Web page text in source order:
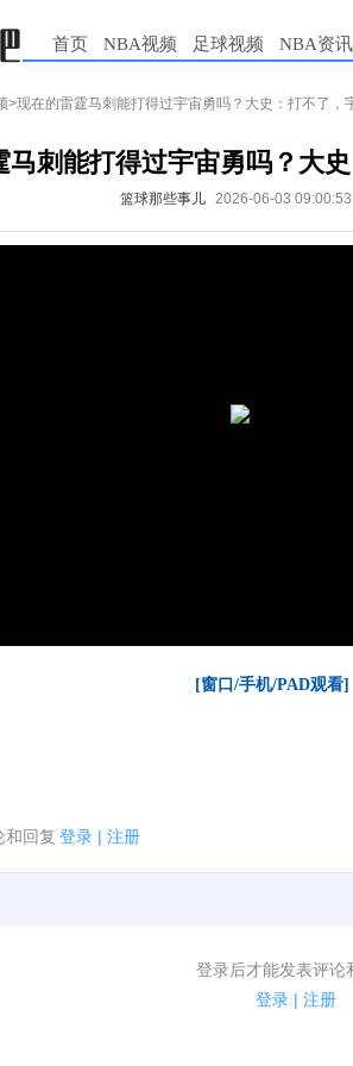
首页 NBA视频 足球视频 NBA资讯
>现在的雷霆马刺能打得过宇宙勇吗？大史：打不了，
马刺能打得过宇宙勇吗？大
篮球那些事儿 2026-06-03 09:00:53
[窗口/手机/PAD观看]
和回复 登录 | 注册
登录后才能发表评论
登录 | 注册
1.电脑端新用户可以发表评论了！